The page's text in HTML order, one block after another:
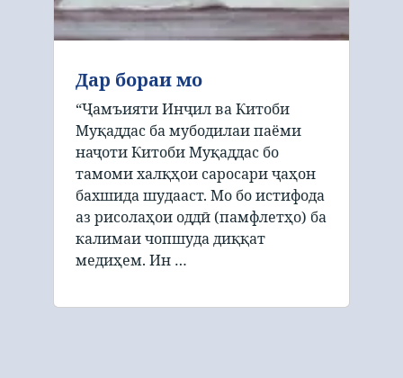
Дар бораи мо
“Ҷамъияти Инҷил ва Китоби
Муқаддас ба мубодилаи паёми
наҷоти Китоби Муқаддас бо
тамоми халқҳои саросари ҷаҳон
бахшида шудааст. Мо бо истифода
аз рисолаҳои оддӣ (памфлетҳо) ба
калимаи чопшуда диққат
медиҳем. Ин …